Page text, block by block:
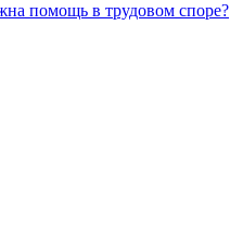
помощь в трудовом споре?